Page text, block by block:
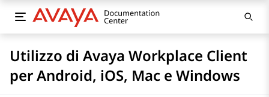
Utilizzo di Avaya Workplace Client
per Android, iOS, Mac e Windows